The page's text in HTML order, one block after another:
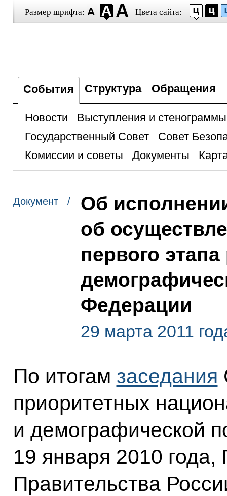
Размер шрифта: Цвета сайта:
События Структура Обращения
Новости
Выступления и стенограммы
Государственный Совет
Совет
Комиссии и советы
Документы
Документ /
Об
об
первого
Федерации
29 марта 2011
По итогам заседания
приоритетных
и демографической
19 января 2010
Правительства